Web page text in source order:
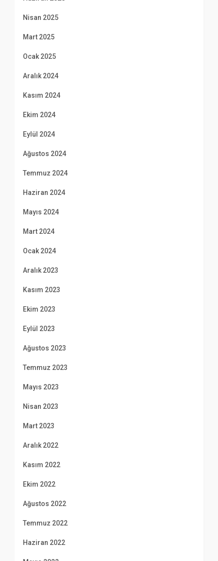
Nisan 2025
Mart 2025
Ocak 2025
Aralık 2024
Kasım 2024
Ekim 2024
Eylül 2024
Ağustos 2024
Temmuz 2024
Haziran 2024
Mayıs 2024
Mart 2024
Ocak 2024
Aralık 2023
Kasım 2023
Ekim 2023
Eylül 2023
Ağustos 2023
Temmuz 2023
Mayıs 2023
Nisan 2023
Mart 2023
Aralık 2022
Kasım 2022
Ekim 2022
Ağustos 2022
Temmuz 2022
Haziran 2022